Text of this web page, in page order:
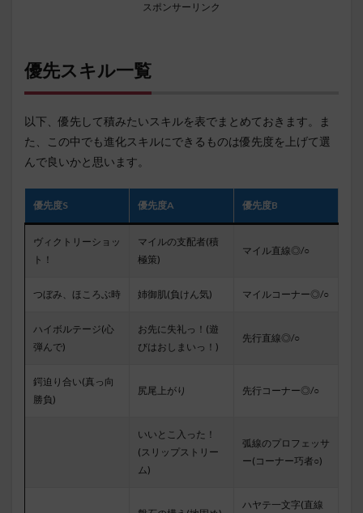
スポンサーリンク
優先スキル一覧
以下、優先して積みたいスキルを表でまとめておきます。ま
た、この中でも進化スキルにできるものは優先度を上げて選
んで良いかと思います。
優先度S 優先度A 優先度B
ヴィクトリーショッ
ト！
マイルの支配者(積
極策)
マイル直線◎/○
つぼみ、ほころぶ時 姉御肌(負けん気) マイルコーナー◎/○
ハイボルテージ(心
弾んで)
お先に失礼っ！(遊
びはおしまいっ！)
先行直線◎/○
鍔迫り合い(真っ向
勝負)
尻尾上がり 先行コーナー◎/○
いいとこ入った！
(スリップストリー
ム)
弧線のプロフェッサ
ー(コーナー巧者○)
ハヤテ一文字(直線